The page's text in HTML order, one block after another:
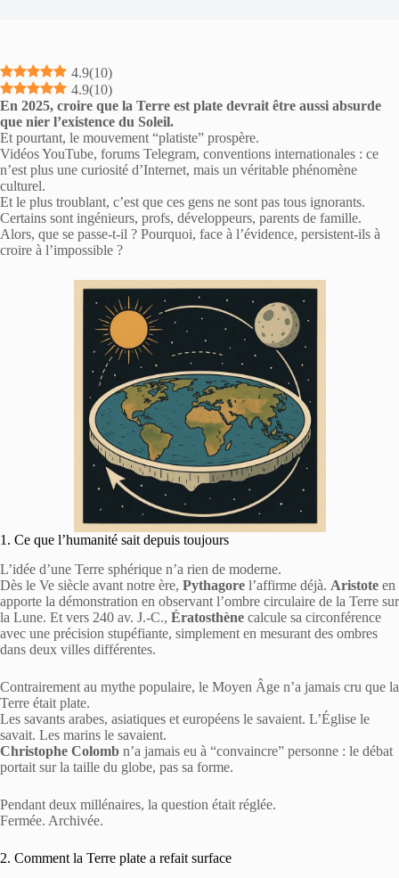
4.9(10)
4.9(10)
En 2025, croire que la Terre est plate devrait être aussi absurde
que nier l’existence du Soleil.
Et pourtant, le mouvement “platiste” prospère.
Vidéos YouTube, forums Telegram, conventions internationales : ce
n’est plus une curiosité d’Internet, mais un véritable phénomène
culturel.
Et le plus troublant, c’est que ces gens ne sont pas tous ignorants.
Certains sont ingénieurs, profs, développeurs, parents de famille.
Alors, que se passe-t-il ? Pourquoi, face à l’évidence, persistent-ils à
croire à l’impossible ?
1. Ce que l’humanité sait depuis toujours
L’idée d’une Terre sphérique n’a rien de moderne.
Dès le Ve siècle avant notre ère, Pythagore l’affirme déjà. Aristote en
apporte la démonstration en observant l’ombre circulaire de la Terre sur
la Lune. Et vers 240 av. J.-C., Ératosthène calcule sa circonférence
avec une précision stupéfiante, simplement en mesurant des ombres
dans deux villes différentes.
Contrairement au mythe populaire, le Moyen Âge n’a jamais cru que la
Terre était plate.
Les savants arabes, asiatiques et européens le savaient. L’Église le
savait. Les marins le savaient.
Christophe Colomb n’a jamais eu à “convaincre” personne : le débat
portait sur la taille du globe, pas sa forme.
Pendant deux millénaires, la question était réglée.
Fermée. Archivée.
2. Comment la Terre plate a refait surface